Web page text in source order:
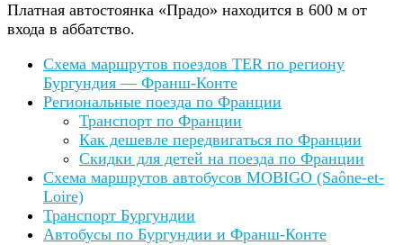
Платная автостоянка «Прадо» находится в 600 м от
входа в аббатство.
Схема маршрутов поездов TER по региону
Бургундия — Франш-Конте
Региональные поезда по Франции
Транспорт по Франции
Как дешевле передвигаться по Франции
Скидки для детей на поезда по Франции
Схема маршрутов автобусов MOBIGO (Saône-et-
Loire)
Транспорт Бургундии
Автобусы по Бургундии и Франш-Конте